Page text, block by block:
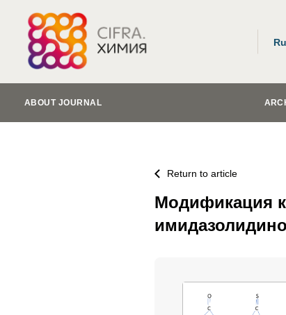
ABOUT JOURNAL
Return to article
Модификация